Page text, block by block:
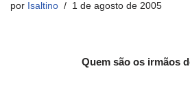
por Isaltino 1 de agosto de 2005
Quem são os irmãos